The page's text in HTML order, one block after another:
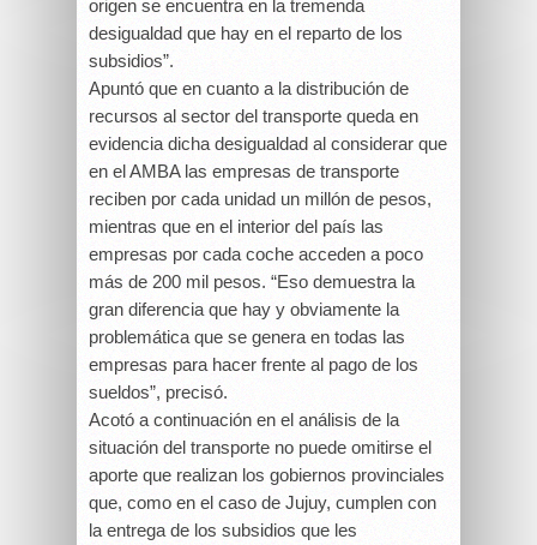
origen se encuentra en la tremenda
desigualdad que hay en el reparto de los
subsidios”.
Apuntó que en cuanto a la distribución de
recursos al sector del transporte queda en
evidencia dicha desigualdad al considerar que
en el AMBA las empresas de transporte
reciben por cada unidad un millón de pesos,
mientras que en el interior del país las
empresas por cada coche acceden a poco
más de 200 mil pesos. “Eso demuestra la
gran diferencia que hay y obviamente la
problemática que se genera en todas las
empresas para hacer frente al pago de los
sueldos”, precisó.
Acotó a continuación en el análisis de la
situación del transporte no puede omitirse el
aporte que realizan los gobiernos provinciales
que, como en el caso de Jujuy, cumplen con
la entrega de los subsidios que les